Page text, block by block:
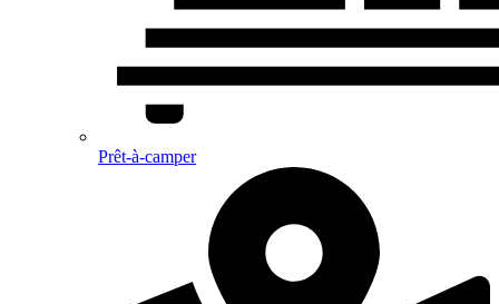
Prêt-à-camper